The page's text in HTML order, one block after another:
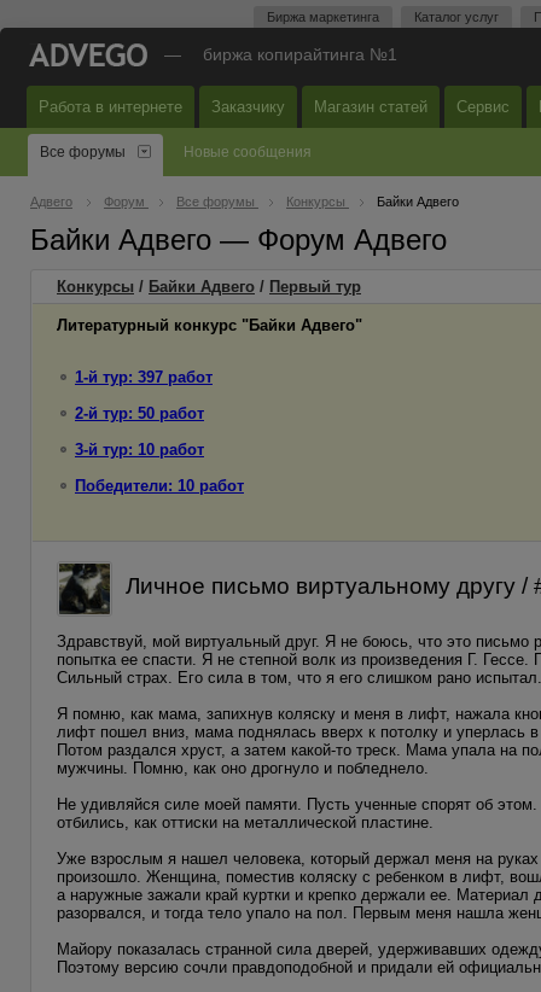
Биржа маркетинга Каталог услуг
— биржа копирайтинга №1
Работа в интернете Заказчику Магазин статей Сервис
Все форумы Новые сообщения
Адвего Форум Все форумы Конкурсы Байки Адвего
Байки Адвего — Форум Адвего
Конкурсы / Байки Адвего / Первый тур
Литературный конкурс "Байки Адвего"
1-й тур: 397 работ
2-й тур: 50 работ
3-й тур: 10 работ
Победители: 10 работ
Личное письмо виртуальному другу /
Здравствуй, мой виртуальный друг. Я не боюсь, что это
попытка ее спасти. Я не степной волк из произведения Г.
Сильный страх. Его сила в том, что я его слишком рано
Я помню, как мама, запихнув коляску и меня в лифт, нажала
лифт пошел вниз, мама поднялась вверх к потолку и уперлась
Потом раздался хруст, а затем какой-то треск. Мама упала на
мужчины. Помню, как оно дрогнуло и побледнело.
Не удивляйся силе моей памяти. Пусть ученные спорят об
отбились, как оттиски на металлической пластине.
Уже взрослым я нашел человека, который держал меня на
произошло. Женщина, поместив коляску с ребенком в лифт,
а наружные зажали край куртки и крепко держали ее.
разорвался, и тогда тело упало на пол. Первым меня нашла
Майору показалась странной сила дверей, удерживавших
Поэтому версию сочли правдоподобной и придали ей